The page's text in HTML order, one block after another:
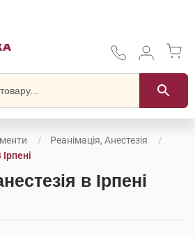
Реанімація, Анестезія
в Ірпені